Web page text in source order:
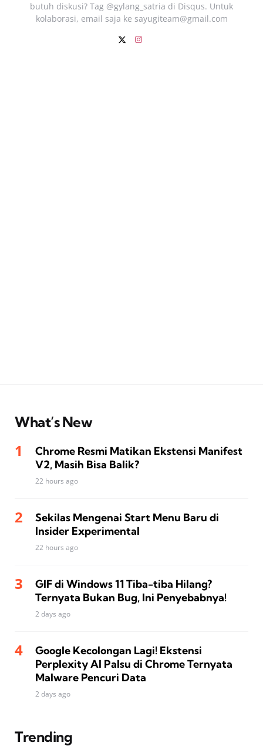
butuh diskusi? Tag @gylang_satria di Disqus. Untuk
kolaborasi, email saja ke sayugiteam@gmail.com
What’s New
Chrome Resmi Matikan Ekstensi Manifest
V2, Masih Bisa Balik?
22 hours ago
Sekilas Mengenai Start Menu Baru di
Insider Experimental
22 hours ago
GIF di Windows 11 Tiba-tiba Hilang?
Ternyata Bukan Bug, Ini Penyebabnya!
2 days ago
Google Kecolongan Lagi! Ekstensi
Perplexity AI Palsu di Chrome Ternyata
Malware Pencuri Data
2 days ago
Trending